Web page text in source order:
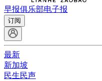
早报俱乐部电子报
订阅
最新
新加坡
民生民声